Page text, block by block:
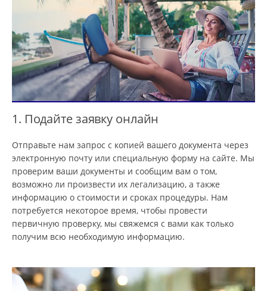
1. Подайте заявку онлайн
Отправьте нам запрос с копией вашего документа через
электронную почту или специальную форму на сайте. Мы
проверим ваши документы и сообщим вам о том,
возможно ли произвести их легализацию, а также
информацию о стоимости и сроках процедуры. Нам
потребуется некоторое время, чтобы провести
первичную проверку, мы свяжемся с вами как только
получим всю необходимую информацию.